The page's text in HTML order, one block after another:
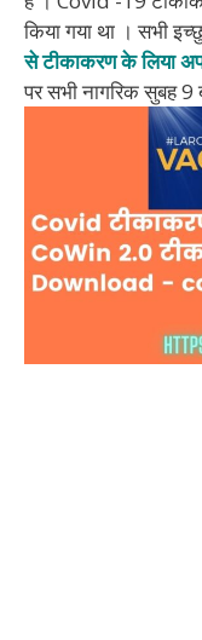
किया गया था । सभी
से टीकाकरण के लिया
पर सभी नागरिक सुबह